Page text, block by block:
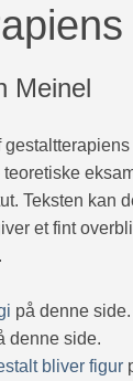
Meinel
Teksten kan
et fint
på denne side.
denne side.
bliver figur